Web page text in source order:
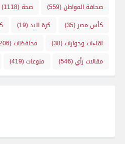
صحافة المواطن(559) صحة(1118)
كأس مصر(35) كرة اليد(19)
لقاءات وحوارات(38) محافظات(10206)
مقالات رأي(546) منوعات(419)